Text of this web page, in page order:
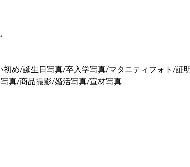
め/誕生日写真/卒入学写真/マタニティフォト/証
真/商品撮影/婚活写真/宣材写真